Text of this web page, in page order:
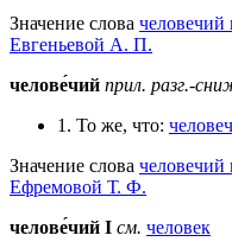
Значение слова человечий
Евгеньевой А. П.
челове́чий прил. разг.-
1. То же, что:
Значение слова человечий
Ефремовой Т. Ф.
челове́чий I см. человек